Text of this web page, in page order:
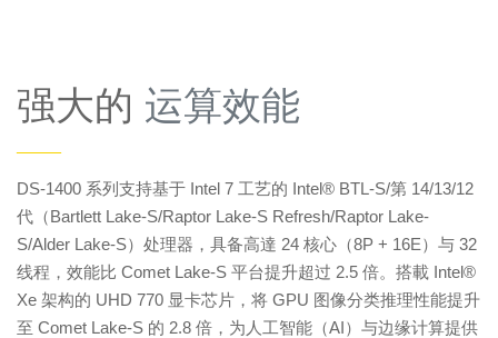
强大的 运算效能
——
DS-1400 系列支持基于 Intel 7 工艺的 Intel® BTL-S/第 14/13/12
代（Bartlett Lake-S/Raptor Lake-S Refresh/Raptor Lake-
S/Alder Lake-S）处理器，具备高達 24 核心（8P + 16E）与 32
线程，效能比 Comet Lake-S 平台提升超过 2.5 倍。搭載 Intel®
Xe 架构的 UHD 770 显卡芯片，将 GPU 图像分类推理性能提升
至 Comet Lake-S 的 2.8 倍，为人工智能（AI）与边缘计算提供